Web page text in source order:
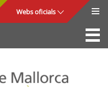
Webs oficials
La Seu
Consell de Mallorca